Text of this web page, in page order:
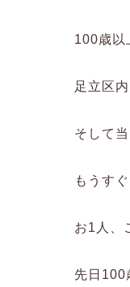
100歳以
足立区
そして
もうす
お1人、
先日100